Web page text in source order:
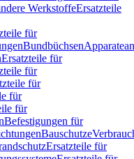
WerkstoffeErsatzteile
für
Bundbüchsen
Ersatzteile für
für
für
für
für
Befestigungen für
Bauschutze
Ersatzteile für